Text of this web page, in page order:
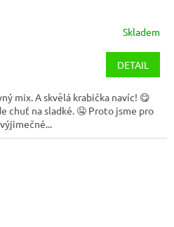
Skladem
DETAIL
mix. A skvělá krabička navíc! 😋
chuť na sladké. 🤤 Proto jsme pro